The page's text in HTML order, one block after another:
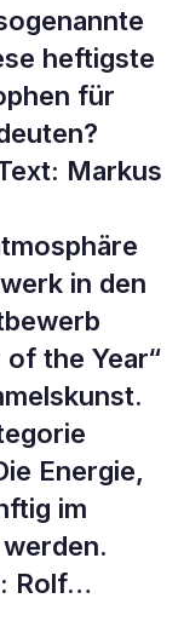
heftigste
für
Markus
in den
the Year“
Energie,
im
Rolf…